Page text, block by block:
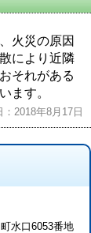
火災の原因
により近隣
それがある
ます。
：2018年8月17日
水口6053番地